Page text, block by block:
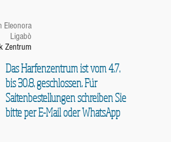
Eleonora
Ligabò
Zentrum
Das Harfenzentrum ist vom 4.7.
bis 30.8. geschlossen. Für
Saitenbestellungen schreiben Sie
bitte per E-Mail oder WhatsApp